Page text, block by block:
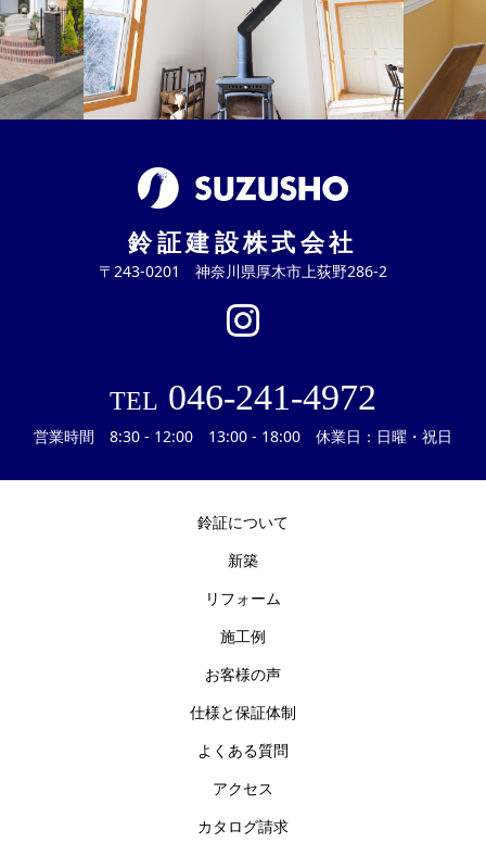
鈴証建設株式会社
〒243-0201 神奈川県厚木市上荻野286-2
TEL 046-241-4972
営業時間 8:30 - 12:00 13:00 - 18:00 休業日：日曜・祝日
鈴証について
新築
リフォーム
施工例
お客様の声
仕様と保証体制
よくある質問
アクセス
カタログ請求